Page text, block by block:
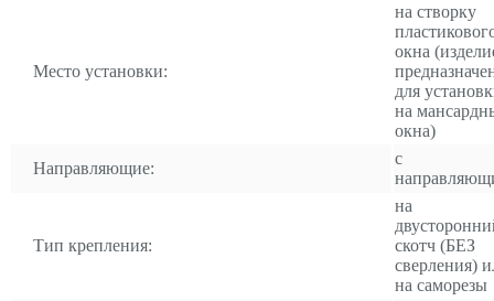
Место установки:
на створку
окна
для
на
окна)
Направляющие:
с
Тип крепления:
на
скотч (БЕЗ
сверления)
на саморезы